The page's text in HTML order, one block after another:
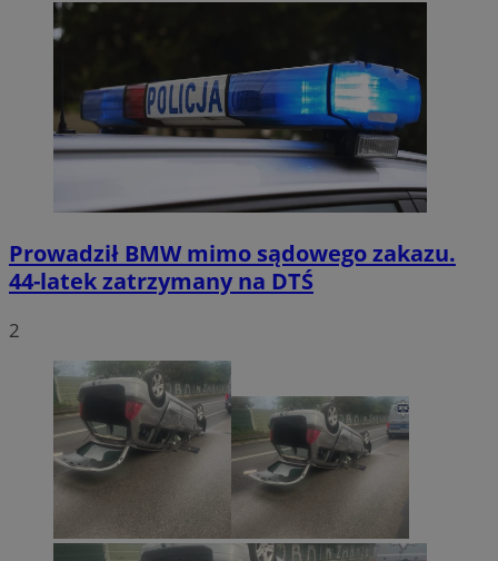
Prowadził BMW mimo sądowego zakazu.
44-latek zatrzymany na DTŚ
2